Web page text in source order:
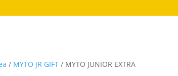
/ MYTO JR GIFT / MYTO JUNIOR EXTRA